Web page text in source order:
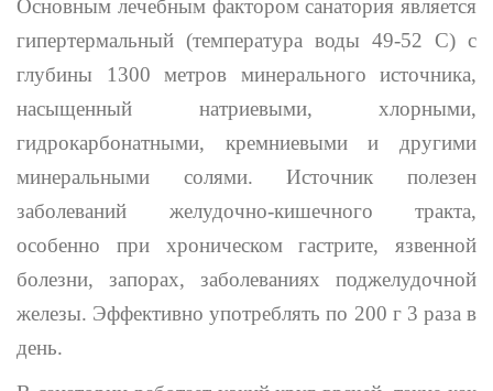
Основным лечебным фактором санатория является
гипертермальный (температура воды 49-52 С) с
глубины 1300 метров минерального источника,
насыщенный натриевыми, хлорными,
гидрокарбонатными, кремниевыми и другими
минеральными солями. Источник полезен
заболеваний желудочно-кишечного тракта,
особенно при хроническом гастрите, язвенной
болезни, запорах, заболеваниях поджелудочной
железы. Эффективно употреблять по 200 г 3 раза в
день.